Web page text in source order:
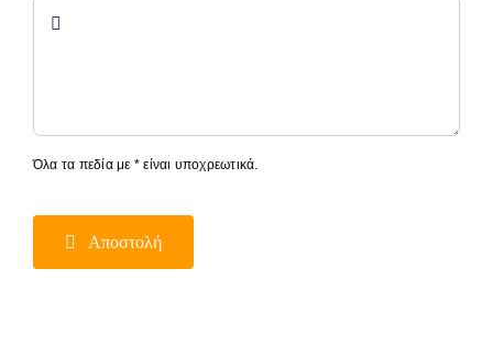
Όλα τα πεδία με * είναι υποχρεωτικά.
Αποστολή